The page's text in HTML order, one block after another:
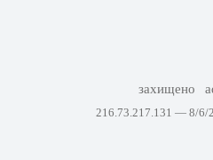
захищено
216.73.217.131 — 8/6/